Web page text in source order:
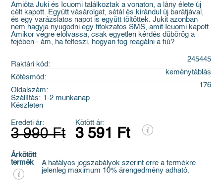
Amióta Juki és Icuomi találkoztak a vonaton, a lány élete új
célt kapott. Együtt vásárolgat, sétál és kirándul új barátjával,
és egy varázslatos napot is együtt töltöttek. Jukit azonban
nem hagyja nyugodni egy titokzatos SMS, amit Icuomi kapott.
Amikor végre elolvassa, csak egyetlen kérdés dübörög a
fejében - ám, ha felteszi, hogyan fog reagálni a fiú?
Raktári kód:
245445
Kötésmód:
keménytáblás
Oldalszám:
176
Szállítás: 1-2 munkanap
Készleten
Eredeti ár:
3 990 Ft
Kötött ár:
3 591 Ft
Árkötött
termék
A hatályos jogszabályok szerint erre a termékre
jelenleg maximum 10% árengedmény adható.